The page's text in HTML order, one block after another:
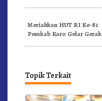
Meriahkan HUT RI Ke-81
Pemkab Karo Gelar Gerak
Topik Terkait